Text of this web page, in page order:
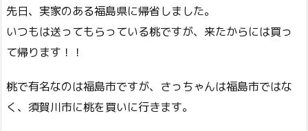
先日、実家のある福島県に帰省しました。
いつもは送ってもらっている桃ですが、来たからには買っ
て帰ります！！
桃で有名なのは福島市ですが、さっちゃんは福島市ではな
く、須賀川市に桃を買いに行きます。